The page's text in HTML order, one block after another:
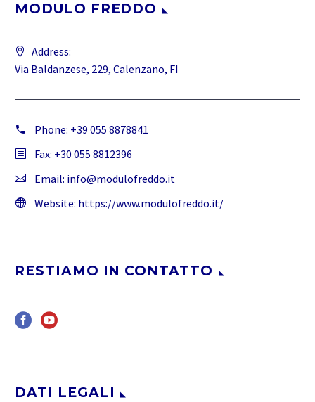
MODULO FREDDO
Address:
Via Baldanzese, 229, Calenzano, FI
Phone: +39 055 8878841
Fax: +30 055 8812396
Email: info@modulofreddo.it
Website: https://www.modulofreddo.it/
RESTIAMO IN CONTATTO
DATI LEGALI